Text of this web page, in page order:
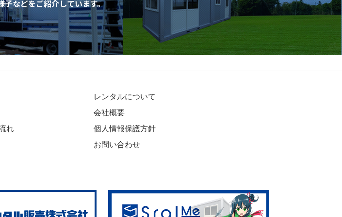
子などをご紹介しています。
れ
レンタルについて
会社概要
個人情報保護方針
お問い合わせ